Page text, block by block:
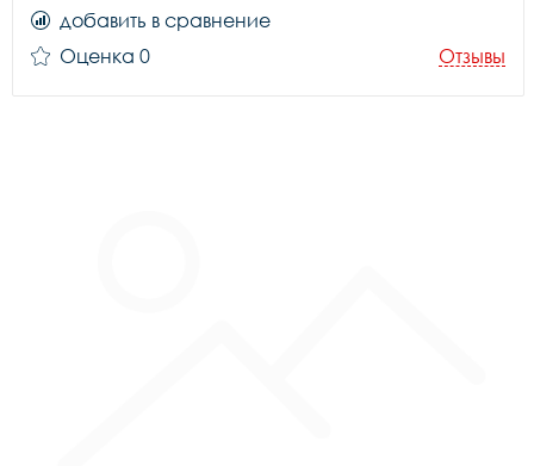
добавить в сравнение
Оценка 0
Отзывы